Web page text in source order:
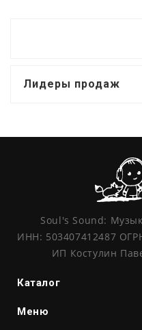
Лидеры продаж
Soul's Sound:
ИНН: 503407412487
ИП Костулин
Каталог
Меню